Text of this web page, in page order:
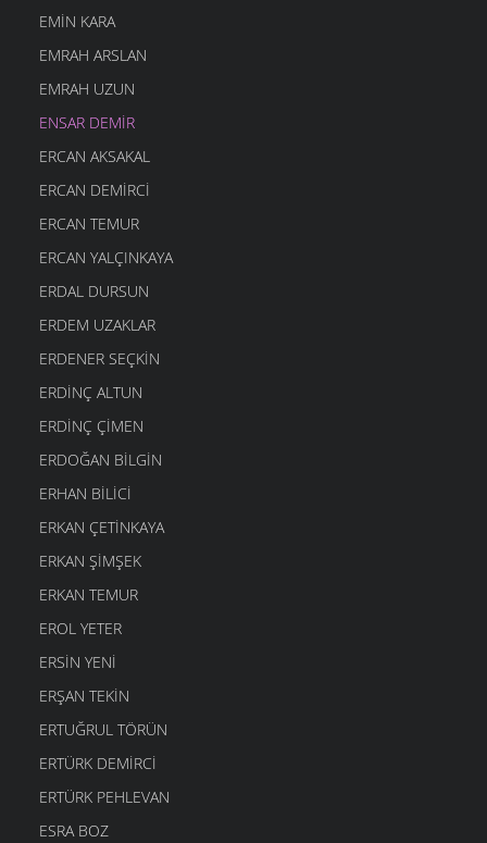
EMIN KARA
EMRAH ARSLAN
EMRAH UZUN
ENSAR DEMIR
ERCAN AKSAKAL
ERCAN DEMIRCI
ERCAN TEMUR
ERCAN YALÇINKAYA
ERDAL DURSUN
ERDEM UZAKLAR
ERDENER SEÇKIN
ERDINÇ ALTUN
ERDINÇ ÇIMEN
ERDOĞAN BILGIN
ERHAN BILICI
ERKAN ÇETINKAYA
ERKAN ŞIMŞEK
ERKAN TEMUR
EROL YETER
ERSIN YENI
ERŞAN TEKIN
ERTUĞRUL TÖRÜN
ERTÜRK DEMIRCI
ERTÜRK PEHLEVAN
ESRA BOZ